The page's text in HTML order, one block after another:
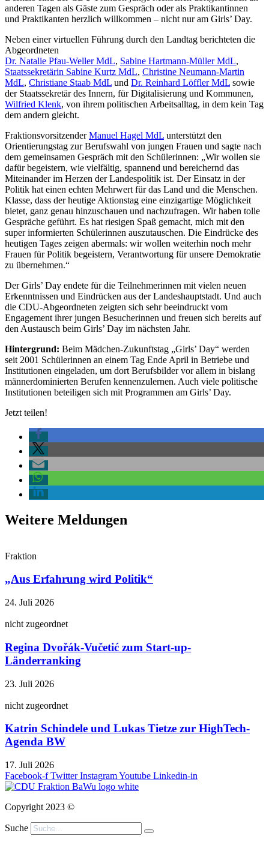
anderen Tagen als Gäste zum Gespräch oder als Praktikantinnen
und Praktikanten herzlich willkommen – nicht nur am Girls’ Day.
Neben einer virtuellen Führung durch den Landtag berichteten die
Abgeordneten
Dr. Natalie Pfau-Weller MdL, Sabine Hartmann-Müller MdL,
Staatssekretärin Sabine Kurtz MdL, Christine Neumann-Martin
MdL, Christiane Staab MdL und Dr. Reinhard Löffler MdL sowie
der Staatssekretär des Innern, für Digitalisierung und Kommunen,
Wilfried Klenk, von ihrem politischen Arbeitsalltag, in dem kein Tag
dem andern gleicht.
FraktionsvorsitzenderManuel Hagel MdL unterstützt den
Orientierungstag zur Berufswahl von jungen Frauen und sagte nach
dem gemeinsamen Gespräch mit den Schülerinnen: „Wir wollen sie
dafür begeistern, wie vielfältig, spannend und bereichernd das
Miteinander im Herzen der Landespolitik ist. Der Einsatz in der
Politik hat einen echten Mehrwert für das Land und die Menschen.
Klasse, dass der heutige Aktionstag eine einzigartige Möglichkeit
bietet, ganz genau hinzuschauen und nachzufragen. Wir haben tolle
Gespräche geführt. Es hat riesigen Spaß gemacht, mich mit den
super informierten Schülerinnen auszutauschen. Die Eindrücke des
heutigen Tages zeigen abermals: wir wollen weiterhin noch mehr
Frauen für Politik begeistern, Verantwortung für unsere Demokratie
zu übernehmen.“
Der Girls’ Day endete für die Teilnehmerinnen mit vielen neuen
Erkenntnissen und Eindrücken aus der Landeshauptstadt. Und auch
die CDU-Abgeordneten zeigten sich sehr beeindruckt vom
Engagement ihrer jungen Besucherinnen und freuen sich bereits auf
den Austausch beim Girls’ Day im nächsten Jahr.
Hintergrund: Beim Mädchen-Zukunftstag „Girls’ Day“ werden
seit 2001 Schülerinnen an einem Tag Ende April in Betriebe und
Institutionen eingeladen, um dort Berufsbilder vor allem in bislang
männerdominierten Berufen kennenzulernen. Auch viele politische
Institutionen beteiligen sich mit Programmen am Girls’ Day.
Jetzt teilen!
Weitere Meldungen
Fraktion
„Aus Erfahrung wird Politik“
24. Juli 2026
nicht zugeordnet
Regina Dvořák-Vučetić zum Start-up-
Länderranking
23. Juli 2026
nicht zugeordnet
Katrin Schindele und Lukas Tietze zur HighTech-
Agenda BW
17. Juli 2026
Facebook-f Twitter InstagramYoutube Linkedin-in
Copyright 2023 ©
Suche